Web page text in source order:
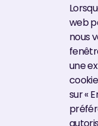
web
nous
une
sur «